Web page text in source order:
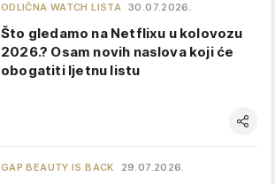
ODLIČNA WATCH LISTA 30.07.2026.
Što gledamo na Netflixu u kolovozu
2026.? Osam novih naslova koji će
obogatiti ljetnu listu
GAP BEAUTY IS BACK 29.07.2026.